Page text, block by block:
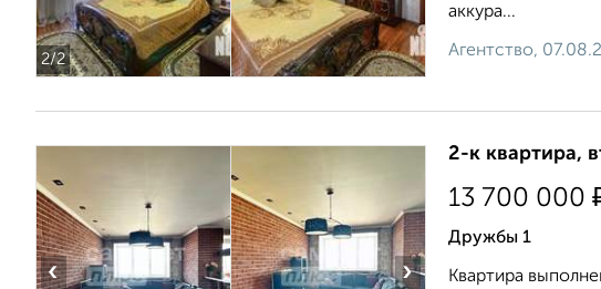
2/2
аккура...
Агентство,
‹ ›
2-к квартира,
13 700 000
Дружбы 1
Квартира